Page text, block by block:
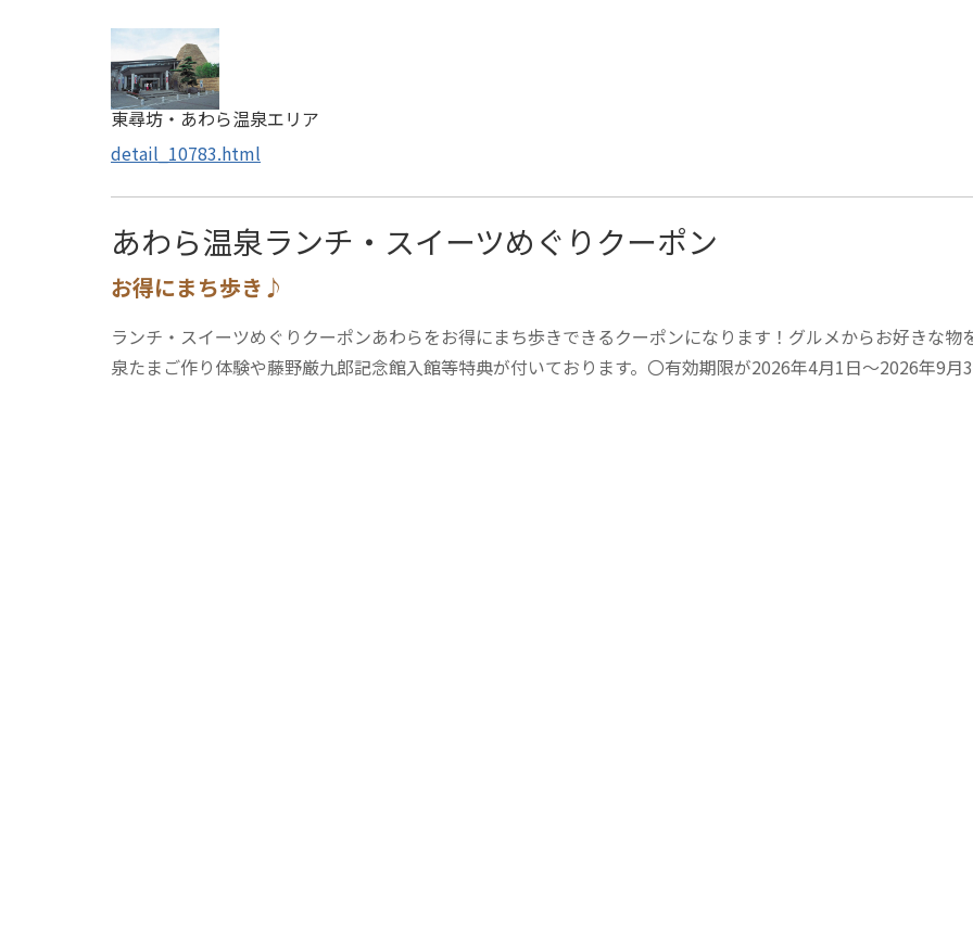
東尋坊・あわら温泉エリア
detail_10783.html
あわら温泉ランチ・スイーツめぐりクーポン
お得にまち歩き♪
ランチ・スイーツめぐりクーポンあわらをお得にまち歩きできるクーポンになります！グルメからお好きな
泉たまご作り体験や藤野厳九郎記念館入館等特典が付いております。〇有効期限が2026年4月1日～2026年9